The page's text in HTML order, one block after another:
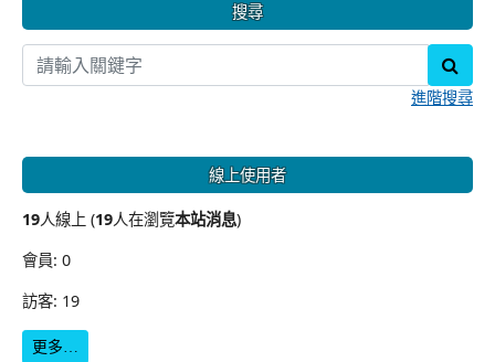
搜尋
進階搜尋
線上使用者
19人線上 (19人在瀏覽本站消息)
會員: 0
訪客: 19
更多…